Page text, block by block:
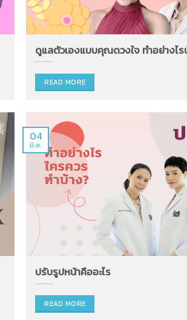
ดูแลตัวเองแบบคุณดวงใจ ทำอย่างไร
READ MORE
ปรับรูปหน้าคืออะไร
READ MORE
04
มิ.ย.